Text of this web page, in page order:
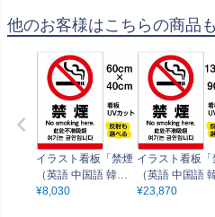
他のお客様はこちらの商品
イラスト看板「禁煙
（英語 中国語 韓国
語）」中サイズ（60
¥8,030
イラスト看板「
（英語 中国語 韓
語）」特大サイ
¥23,870